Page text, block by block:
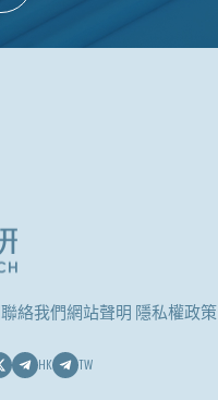
聯絡我們網站聲明 隱私權政策
HK TW